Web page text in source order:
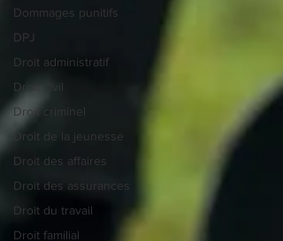
Dommages punitifs
DPJ
Droit administratif
Droit civil
Droit criminel
Droit de la jeunesse
Droit des affaires
Droit des assurances
Droit du travail
Droit familial